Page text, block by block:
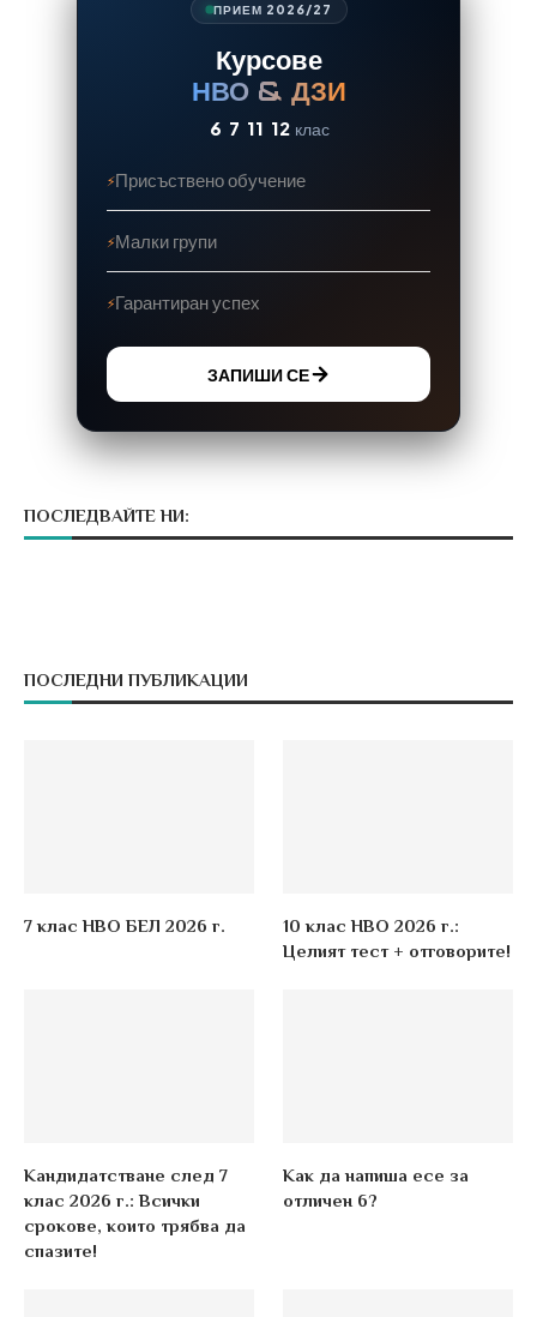
ПРИЕМ 2026/27
Курсове
НВО & ДЗИ
6 7 11 12 клас
Присъствено обучение
Малки групи
Гарантиран успех
ЗАПИШИ СЕ
ПОСЛЕДВАЙТЕ НИ:
ПОСЛЕДНИ ПУБЛИКАЦИИ
7 клас НВО БЕЛ 2026 г.
10 клас НВО 2026 г.:
Целият тест + отговорите!
Кандидатстване след 7
клас 2026 г.: Всички
срокове, които трябва да
спазите!
Как да напиша есе за
отличен 6?